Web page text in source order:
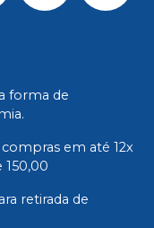
forma de
compras em até 12x
retirada de